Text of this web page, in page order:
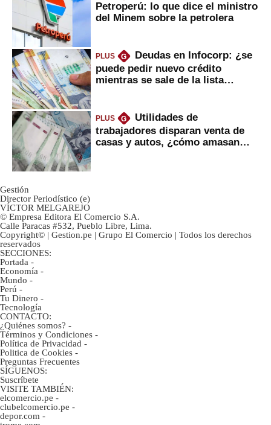
Petroperú: lo que dice el ministro
del Minem sobre la petrolera
PLUS G
Deudas en Infocorp: ¿se
puede pedir nuevo crédito
mientras se sale de la lista
PLUS G
Utilidades de
trabajadores disparan venta de
casas y autos, ¿cómo amasan
Gestión
Director Periodístico (e)
VÍCTOR MELGAREJO
© Empresa Editora El Comercio S.A.
Calle Paracas #532, Pueblo Libre, Lima.
Copyright© | Gestion.pe | Grupo El Comercio | Todos los derechos
reservados
SECCIONES:
Portada -
Economía -
Mundo -
Perú -
Tu Dinero -
Tecnología
CONTACTO:
¿Quiénes somos? -
Términos y Condiciones -
Política de Privacidad -
Politica de Cookies -
Preguntas Frecuentes
SÍGUENOS:
Suscríbete
VISITE TAMBIÉN:
elcomercio.pe -
clubelcomercio.pe -
depor.com -